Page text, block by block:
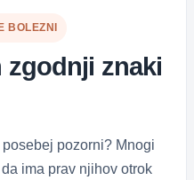
BOLEZNI
znaki
pozorni? Mnogi
ima prav njihov otrok